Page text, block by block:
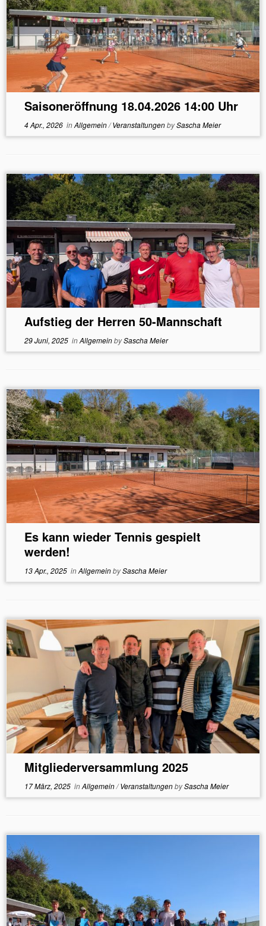
Saisoneröffnung 18.04.2026 14:00 Uhr
4 Apr., 2026inAllgemein/VeranstaltungenbySascha Meier
Aufstieg der Herren 50-Mannschaft
29 Juni, 2025inAllgemeinbySascha Meier
Es kann wieder Tennis gespielt
werden!
13 Apr., 2025inAllgemeinbySascha Meier
Mitgliederversammlung 2025
17 März, 2025inAllgemein/VeranstaltungenbySascha Meier